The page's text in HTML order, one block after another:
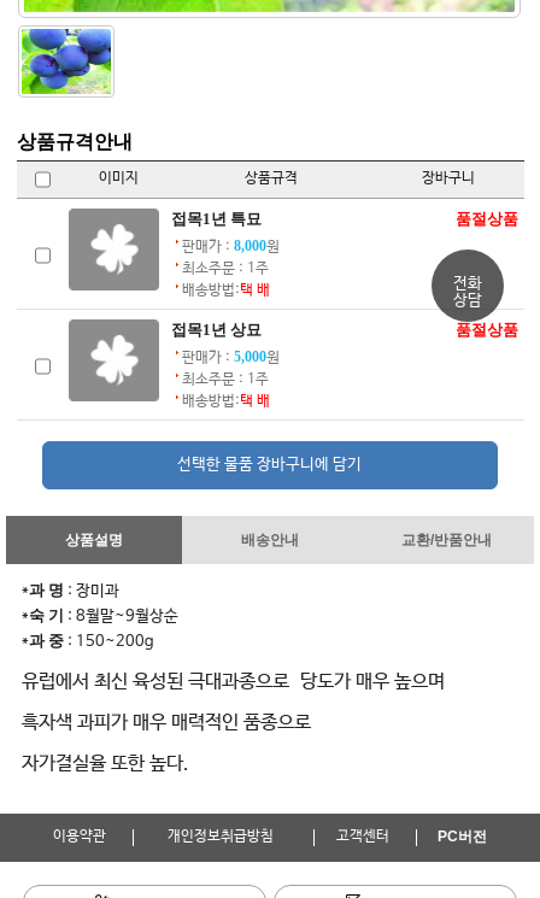
전화
상담
상품규격안내
이미지 상품규격 장바구니
접목1년 특묘
판매가 : 8,000원
최소주문 : 1주
배송방법:택 배
품절상품
접목1년 상묘
판매가 : 5,000원
최소주문 : 1주
배송방법:택 배
품절상품
상품설명 배송안내 교환/반품안내
*과 명 : 장미과
*숙 기 : 8월말~9월상순
*과 중: 150~200g
유럽에서 최신 육성된 극대과종으로 당도가 매우 높으며
흑자색 과피가 매우 매력적인 품종으로
자가결실율 또한 높다.
이용약관 개인정보취급방침 고객센터 PC버전